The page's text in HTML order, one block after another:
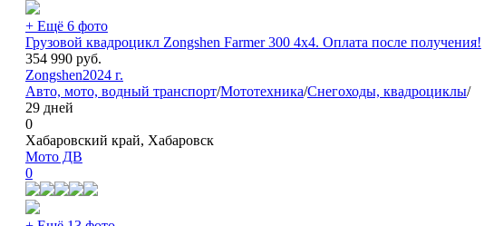
+ Ещё 6 фото
Грузовой квадроцикл Zongshen Farmer 300 4х4. Оплата после получения!
354 990 руб.
Zongshen2024 г.
Авто, мото, водный транспорт/Мототехника/Снегоходы, квадроциклы/
29 дней
0
Хабаровский край, Хабаровск
Мото ДВ
0